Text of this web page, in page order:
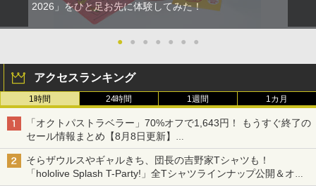
2026」をひと足お先に体験してみた！
● ● ● ● ● ● ●
アクセスランキング
1時間 24時間 1週間 1カ月
「オクトパストラベラー」70%オフで1,643円！ もうすぐ終了の
セール情報まとめ【8月8日更新】
ニンテンドーeショップでは「大神 絶景版」が67%オフで990円
そらザウルスやギャルきち、団長の吉野家Tシャツも！
「hololive Splash T-Party!」全Tシャツラインナップ公開＆オン